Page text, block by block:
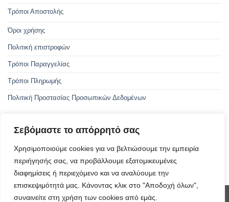
Σεβόμαστε το απόρρητό σας
Χρησιμοποιούμε cookies για να βελτιώσουμε την εμπειρία
περιήγησής σας, να προβάλλουμε εξατομικευμένες
διαφημίσεις ή περιεχόμενο και να αναλύουμε την
επισκεψιμότητά μας. Κάνοντας κλικ στο "Αποδοχή όλων",
συναινείτε στη χρήση των cookies από εμάς.
Τρόποι Αποστολής
Όροι χρήσης
Πολιτική επιστροφών
Τρόποι Παραγγελίας
Τρόποι Πληρωμής
Πολιτική Προστασίας Προσωπικών Δεδομένων
Με την συγχρηματοδότηση της Ελλάδας και της Ευρωπαϊκής Ένωσης
ΑμεΑ - Οδηγός προσβασιμότητας